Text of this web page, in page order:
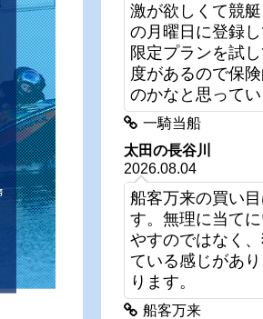
激が欲しくて競
の月曜日に登録
限定プランを試
度があるので保
のかなと思って
一騎当船
太田の長谷川
2026.08.04
船客万来の買い
す。無理に当て
やすのではなく
ている感じがあ
ります。
船客万来